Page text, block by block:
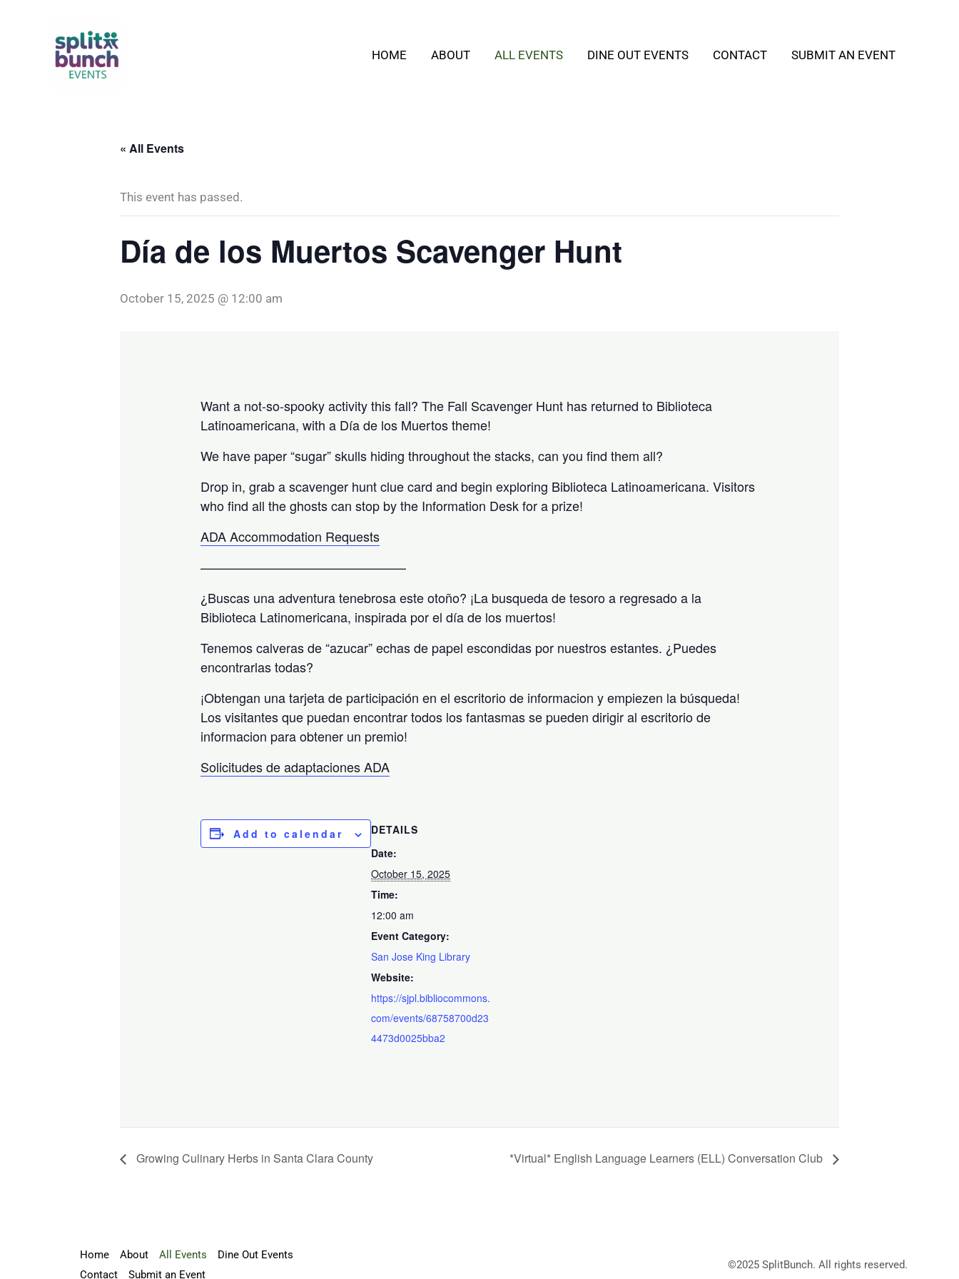
HOME ABOUT ALL EVENTS DINE OUT EVENTS CONTACT SUBMIT AN EVENT
« All Events
This event has passed.
Día de los Muertos Scavenger Hunt
October 15, 2025 @ 12:00 am
Want a not-so-spooky activity this fall? The Fall Scavenger Hunt has returned to Biblioteca
Latinoamericana, with a Día de los Muertos theme!
We have paper “sugar” skulls hiding throughout the stacks, can you find them all?
Drop in, grab a scavenger hunt clue card and begin exploring Biblioteca Latinoamericana. Visitors
who find all the ghosts can stop by the Information Desk for a prize!
ADA Accommodation Requests
————————————————
¿Buscas una adventura tenebrosa este otoño? ¡La busqueda de tesoro a regresado a la
Biblioteca Latinomericana, inspirada por el día de los muertos!
Tenemos calveras de “azucar” echas de papel escondidas por nuestros estantes. ¿Puedes
encontrarlas todas?
¡Obtengan una tarjeta de participación en el escritorio de informacion y empiezen la búsqueda!
Los visitantes que puedan encontrar todos los fantasmas se pueden dirigir al escritorio de
informacion para obtener un premio!
Solicitudes de adaptaciones ADA
Add to calendar
DETAILS
Date:
October 15, 2025
Time:
12:00 am
Event Category:
San Jose King Library
Website:
https://sjpl.bibliocommons.
com/events/68758700d23
4473d0025bba2
Growing Culinary Herbs in Santa Clara County *Virtual* English Language Learners (ELL) Conversation Club
Home About All Events
Dine Out Events
Contact
Submit an Event
©2025 SplitBunch. All rights reserved.